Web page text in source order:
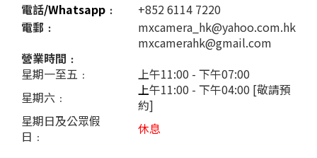
電話/Whatsapp ﹕
+852 6114 7220
電郵﹕
mxcamera_hk@yahoo.com.hk
mxcamerahk@gmail.com
營業時間﹕
星期一至五﹕
上午11:00 - 下午07:00
星期六﹕
上午11:00 - 下午04:00 [敬請預
約]
星期日及公眾假
日﹕
休息